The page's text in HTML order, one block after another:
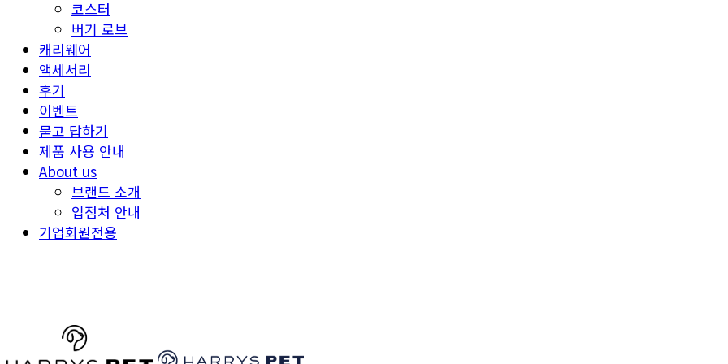
코스터
버기 로브
캐리웨어
액세서리
후기
이벤트
묻고 답하기
제품 사용 안내
About us
브랜드 소개
입점처 안내
기업회원전용